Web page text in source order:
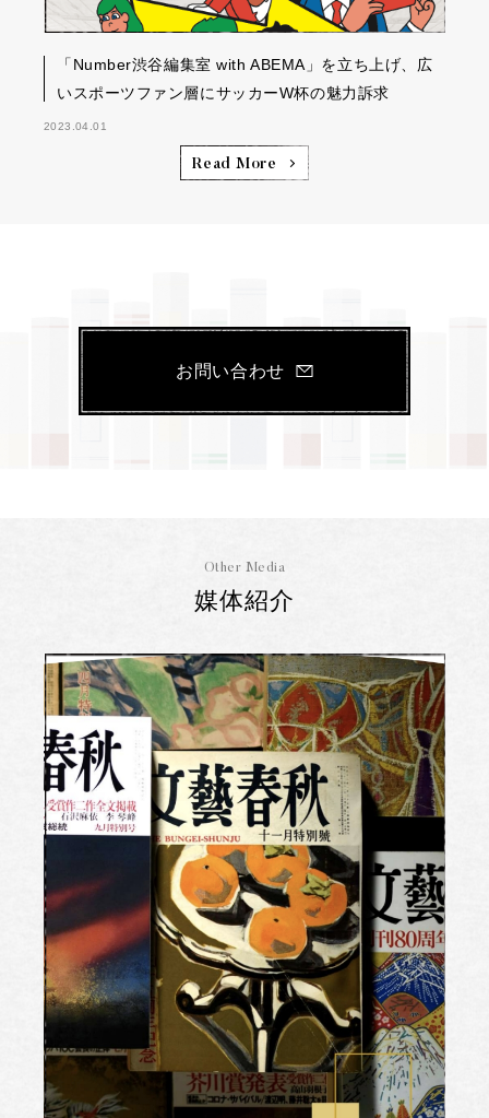
「Number渋谷編集室 with ABEMA」を立ち上げ、広
いスポーツファン層にサッカーW杯の魅力訴求
2023.04.01
Read More
お問い合わせ
Other Media
媒体紹介